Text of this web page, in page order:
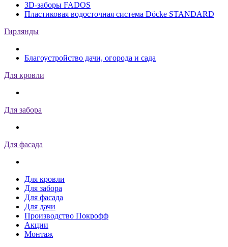
3D-заборы FADOS
Пластиковая водосточная система Döcke STANDARD
Гирлянды
Благоустройство дачи, огорода и сада
Для кровли
Для забора
Для фасада
Для кровли
Для забора
Для фасада
Для дачи
Производство Покрофф
Акции
Монтаж